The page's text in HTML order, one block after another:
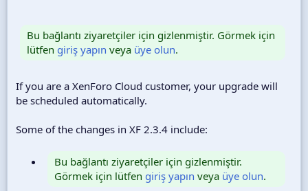
Bu bağlantı ziyaretçiler için gizlenmiştir. Görmek için
lütfen giriş yapın veya üye olun.
If you are a XenForo Cloud customer, your upgrade will
be scheduled automatically.
Some of the changes in XF 2.3.4 include:
Bu bağlantı ziyaretçiler için gizlenmiştir.
Görmek için lütfen giriş yapın veya üye olun.